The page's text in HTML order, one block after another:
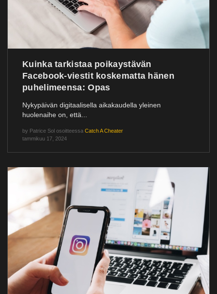
Kuinka tarkistaa poikaystävän
Facebook-viestit koskematta hänen
puhelimeensa: Opas
Nykypäivän digitaalisella aikakaudella yleinen
huolenaihe on, että...
by Patrice Sol osoitteessa Catch A Cheater
tammikuu 17, 2024